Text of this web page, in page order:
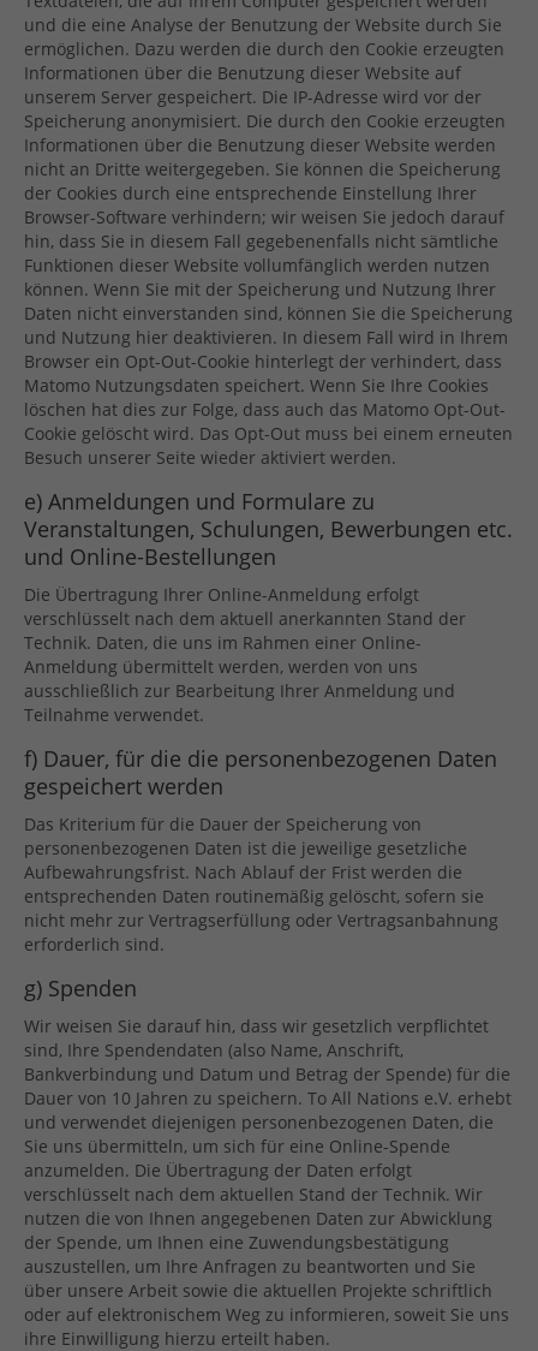
und die eine Analyse der Benutzung der Website durch Sie
ermöglichen. Dazu werden die durch den Cookie erzeugten
Informationen über die Benutzung dieser Website auf
unserem Server gespeichert. Die IP-Adresse wird vor der
Speicherung anonymisiert. Die durch den Cookie erzeugten
Informationen über die Benutzung dieser Website werden
nicht an Dritte weitergegeben. Sie können die Speicherung
der Cookies durch eine entsprechende Einstellung Ihrer
Browser-Software verhindern; wir weisen Sie jedoch darauf
hin, dass Sie in diesem Fall gegebenenfalls nicht sämtliche
Funktionen dieser Website vollumfänglich werden nutzen
können. Wenn Sie mit der Speicherung und Nutzung Ihrer
Daten nicht einverstanden sind, können Sie die Speicherung
und Nutzung hier deaktivieren. In diesem Fall wird in Ihrem
Browser ein Opt-Out-Cookie hinterlegt der verhindert, dass
Matomo Nutzungsdaten speichert. Wenn Sie Ihre Cookies
löschen hat dies zur Folge, dass auch das Matomo Opt-Out-
Cookie gelöscht wird. Das Opt-Out muss bei einem erneuten
Besuch unserer Seite wieder aktiviert werden.
e) Anmeldungen und Formulare zu
Veranstaltungen, Schulungen, Bewerbungen etc.
und Online-Bestellungen
Die Übertragung Ihrer Online-Anmeldung erfolgt
verschlüsselt nach dem aktuell anerkannten Stand der
Technik. Daten, die uns im Rahmen einer Online-
Anmeldung übermittelt werden, werden von uns
ausschließlich zur Bearbeitung Ihrer Anmeldung und
Teilnahme verwendet.
f) Dauer, für die die personenbezogenen Daten
gespeichert werden
Das Kriterium für die Dauer der Speicherung von
personenbezogenen Daten ist die jeweilige gesetzliche
Aufbewahrungsfrist. Nach Ablauf der Frist werden die
entsprechenden Daten routinemäßig gelöscht, sofern sie
nicht mehr zur Vertragserfüllung oder Vertragsanbahnung
erforderlich sind.
g) Spenden
Wir weisen Sie darauf hin, dass wir gesetzlich verpflichtet
sind, Ihre Spendendaten (also Name, Anschrift,
Bankverbindung und Datum und Betrag der Spende) für die
Dauer von 10 Jahren zu speichern. To All Nations e.V. erhebt
und verwendet diejenigen personenbezogenen Daten, die
Sie uns übermitteln, um sich für eine Online-Spende
anzumelden. Die Übertragung der Daten erfolgt
verschlüsselt nach dem aktuellen Stand der Technik. Wir
nutzen die von Ihnen angegebenen Daten zur Abwicklung
der Spende, um Ihnen eine Zuwendungsbestätigung
auszustellen, um Ihre Anfragen zu beantworten und Sie
über unsere Arbeit sowie die aktuellen Projekte schriftlich
oder auf elektronischem Weg zu informieren, soweit Sie uns
ihre Einwilligung hierzu erteilt haben.